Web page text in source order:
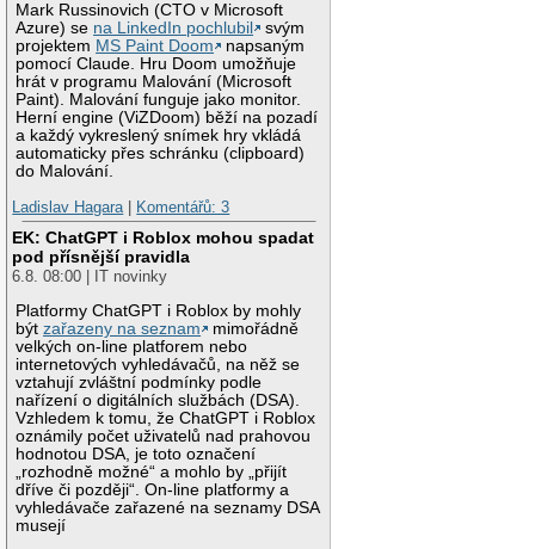
Mark Russinovich (CTO v Microsoft
Azure) se na LinkedIn pochlubil
svým
projektem MS Paint Doom
napsaným
pomocí Claude. Hru Doom umožňuje
hrát v programu Malování (Microsoft
Paint). Malování funguje jako monitor.
Herní engine (ViZDoom) běží na pozadí
a každý vykreslený snímek hry vkládá
automaticky přes schránku (clipboard)
do Malování.
Ladislav Hagara
Komentářů: 3
EK: ChatGPT i Roblox mohou spadat
pod přísnější pravidla
6.8. 08:00 | IT novinky
Platformy ChatGPT i Roblox by mohly
býtzařazeny na seznam
mimořádně
velkých on-line platforem nebo
internetových vyhledávačů, na něž se
vztahují zvláštní podmínky podle
nařízení o digitálních službách (DSA).
Vzhledem k tomu, že ChatGPT i Roblox
oznámily počet uživatelů nad prahovou
hodnotou DSA, je toto označení
„rozhodně možné“ a mohlo by „přijít
dříve či později“. On-line platformy a
vyhledávače zařazené na seznamy DSA
musejí